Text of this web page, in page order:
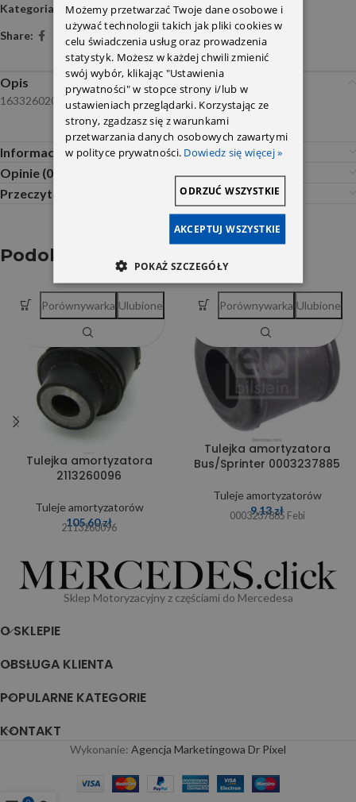
Kategoria:
Tuleje amortyzatorów
Share:
Opis
1633260200
Informacje dodatkowe
Opinie (0)
Przeczytaj Przed Zakupem
Podobne produkty
Tulejka amortyzatora
2113260096
Tuleje amortyzatorów
105,60zł
2113260096
Porównywarka Ulubione
Tulejka amortyzatora
Bus/Sprinter 0003237885
Tuleje amortyzatorów
9,13zł
0003237885 Febi
Porównywarka Ulubione
Sklep Motoryzacyjny z częściami do Mercedesa
O SKLEPIE
OBSŁUGA KLIENTA
POPULARNE KATEGORIE
KONTAKT
Wykonanie: Agencja Marketingowa Dr Pixel
Możemy przetwarzać Twoje dane osobowe i
używać technologii takich jak pliki cookies w
celu świadczenia usług oraz prowadzenia
statystyk. Możesz w każdej chwili zmienić
swój wybór, klikając "Ustawienia
prywatności" w stopce strony i/lub w
ustawieniach przeglądarki. Korzystając ze
strony, zgadzasz się z warunkami
przetwarzania danych osobowych zawartymi
w polityce prywatności. Dowiedz się więcej »
AKCEPTUJ WSZYSTKIE
ODRZUĆ WSZYSTKIE
POKAŻ SZCZEGÓŁY